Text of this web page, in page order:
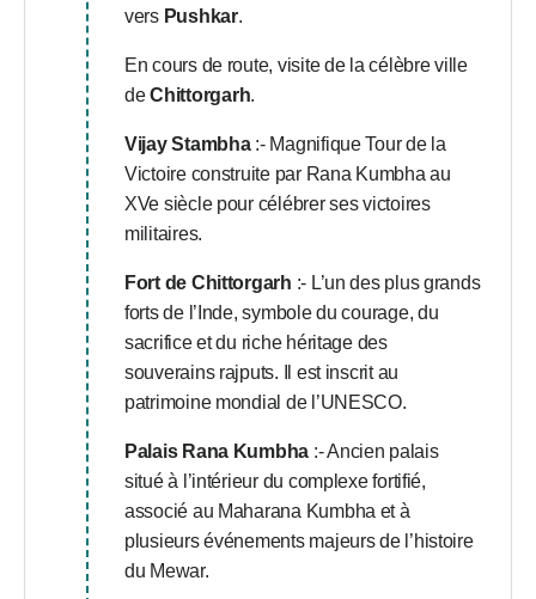
vers Pushkar.
En cours de route, visite de la célèbre ville
deChittorgarh.
Vijay Stambha:- Magnifique Tour de la
Victoire construite par Rana Kumbha au
XVe siècle pour célébrer ses victoires
militaires.
Fort de Chittorgarh :- L’un des plus grands
forts de l’Inde, symbole du courage, du
sacrifice et du riche héritage des
souverains rajputs. Il est inscrit au
patrimoine mondial de l’UNESCO.
Palais Rana Kumbha :- Ancien palais
situé à l’intérieur du complexe fortifié,
associé au Maharana Kumbha et à
plusieurs événements majeurs de l’histoire
du Mewar.